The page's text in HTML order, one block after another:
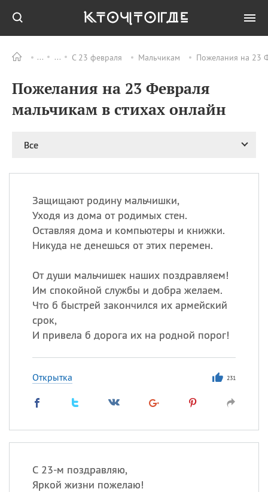
С 23 февраля Мальчикам Пожелания на 23
Пожелания на 23 Февраля
мальчикам в стихах онлайн
Все
Защищают родину мальчишки,
Уходя из дома от родимых стен.
Оставляя дома и компьютеры и книжки.
Никуда не денешься от этих перемен.
От души мальчишек наших поздравляем!
Им спокойной службы и добра желаем.
Что б быстрей закончился их армейский
срок,
И привела б дорога их на родной порог!
Открытка 231
С 23-м поздравляю,
Яркой жизни пожелаю!
ПРАЗДНИКИ Все
09.08 День памяти
великомученика и
целителя Пантелеимона
Николая Чудотворца
11.08 День полета на
11.08 День Святой Клары —
покровительницы
телевидения
Все
Сегодня празднуют именины
Анфиса
происхождение